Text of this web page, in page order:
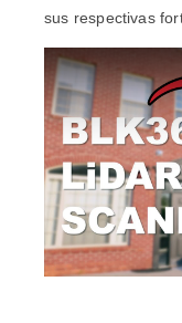
sus respectivas